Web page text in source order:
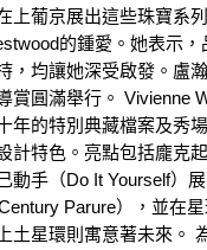
上葡京展出這些珠寶系
的鍾愛。她表示
，均讓她深受啟發。盧
賞圓滿舉行。 Vivienne
年的特別典藏檔案及秀
計特色。亮點包括龐克
動手（Do It Yourself）
Parure），並在
土星環則寓意著未來。